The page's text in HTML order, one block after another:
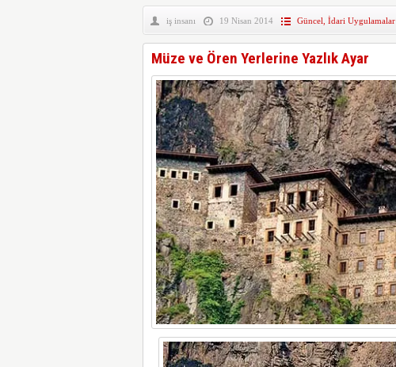
iş insanı 19 Nisan 2014 Güncel İdari Uygulamalar
Müze ve Ören Yerlerine Yazlık Ayar